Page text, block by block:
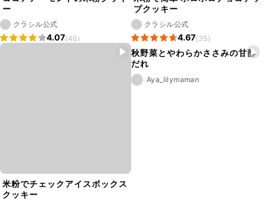
ー
クラシル公式
4.07(46)
プクッキー
クラシル公式
4.67(35)
米粉でチェックアイスボックス
クッキー
秋野菜とやわらかささみの甘酢
だれ
Aya_lilymaman